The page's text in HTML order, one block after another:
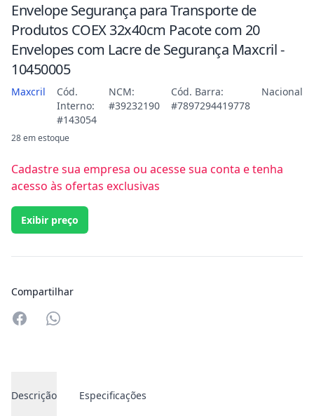
Envelope Segurança para Transporte de
Produtos COEX 32x40cm Pacote com 20
Envelopes com Lacre de Segurança Maxcril -
10450005
Maxcril
Cód.
Interno:
#143054
NCM:
#39232190
Cód. Barra:
#7897294419778
Nacional
28 em estoque
Cadastre sua empresa ou acesse sua conta e tenha
acesso às ofertas exclusivas
Exibir preço
Compartilhar
Compartilhar no Whatsapp
Descrição Especificações